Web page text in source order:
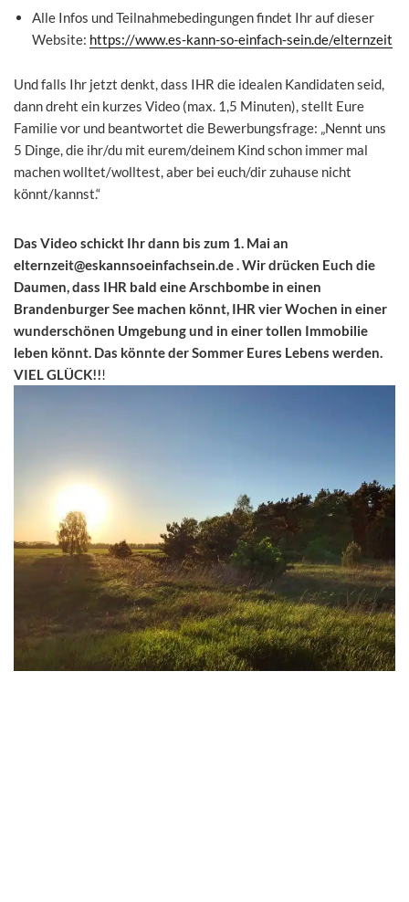
Alle Infos und Teilnahmebedingungen findet Ihr auf dieser
Website: https://www.es-kann-so-einfach-sein.de/elternzeit
Und falls Ihr jetzt denkt, dass IHR die idealen Kandidaten seid,
dann dreht ein kurzes Video (max. 1,5 Minuten), stellt Eure
Familie vor und beantwortet die Bewerbungsfrage: „Nennt uns
5 Dinge, die ihr/du mit eurem/deinem Kind schon immer mal
machen wolltet/wolltest, aber bei euch/dir zuhause nicht
könnt/kannst.“
Das Video schickt Ihr dann bis zum 1. Mai an
elternzeit@eskannsoeinfachsein.de. Wir drücken Euch die
Daumen, dass IHR bald eine Arschbombe in einen
Brandenburger See machen könnt, IHR vier Wochen in einer
wunderschönen Umgebung und in einer tollen Immobilie
leben könnt. Das könnte der Sommer Eures Lebens werden.
VIEL GLÜCK!!!